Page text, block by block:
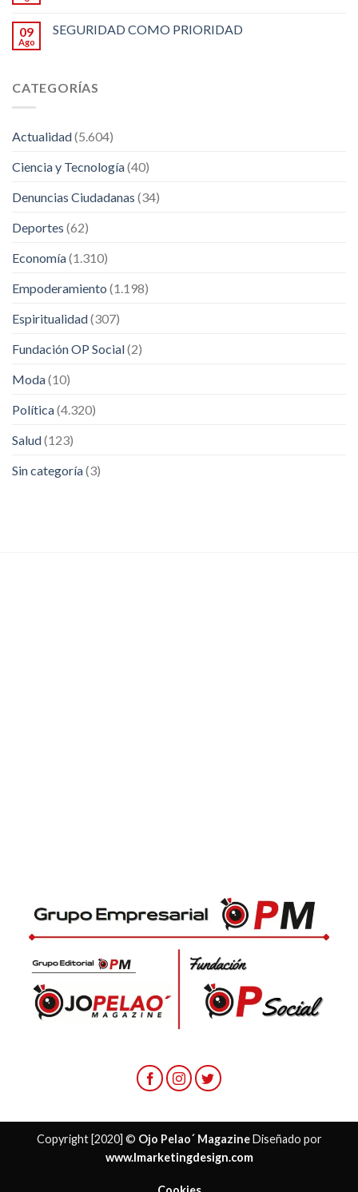
09
Ago
SEGURIDAD COMO PRIORIDAD
CATEGORÍAS
Actualidad(5.604)
Ciencia y Tecnología(40)
Denuncias Ciudadanas (34)
Deportes (62)
Economía(1.310)
Empoderamiento (1.198)
Espiritualidad(307)
Fundación OP Social(2)
Moda(10)
Política(4.320)
Salud(123)
Sin categoría(3)
Copyright [2020] © Ojo Pelao´ MagazineDiseñado por
www.lmarketingdesign.com